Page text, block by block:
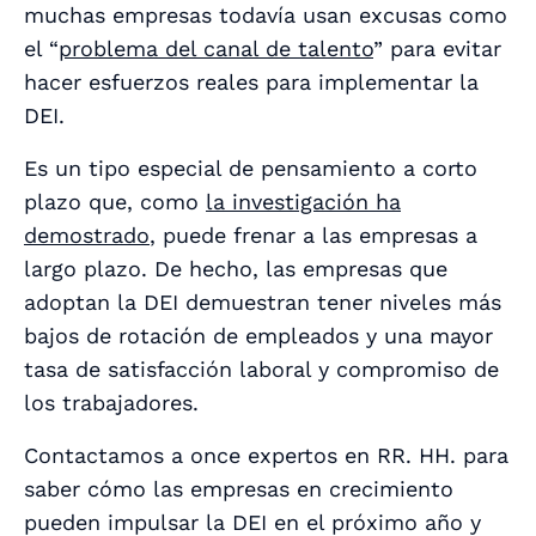
muchas empresas todavía usan excusas como
el “problema del canal de talento” para evitar
hacer esfuerzos reales para implementar la
DEI.
Es un tipo especial de pensamiento a corto
plazo que, como la investigación ha
demostrado, puede frenar a las empresas a
largo plazo. De hecho, las empresas que
adoptan la DEI demuestran tener niveles más
bajos de rotación de empleados y una mayor
tasa de satisfacción laboral y compromiso de
los trabajadores.
Contactamos a once expertos en RR. HH. para
saber cómo las empresas en crecimiento
pueden impulsar la DEI en el próximo año y